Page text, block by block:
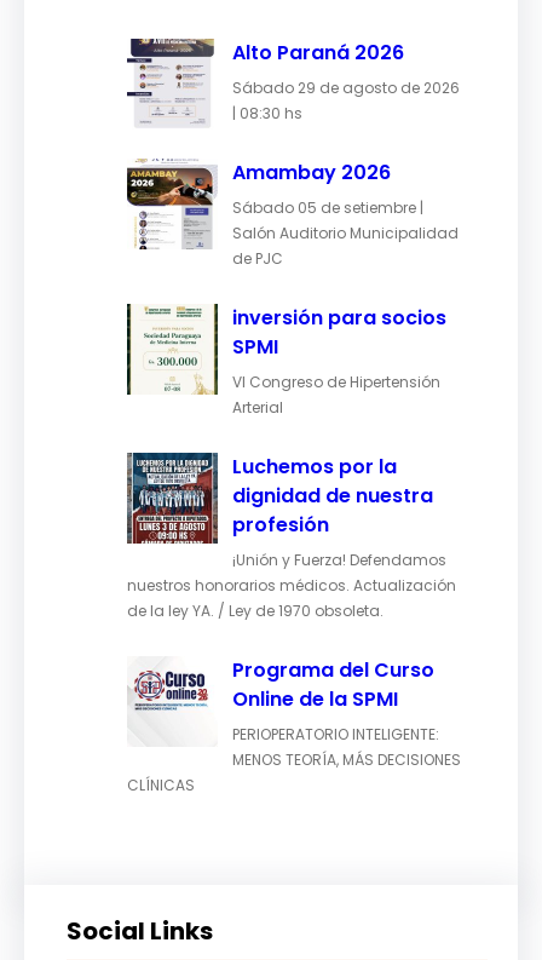
Alto Paraná 2026
Sábado 29 de agosto de 2026
| 08:30 hs
Amambay 2026
Sábado 05 de setiembre |
Salón Auditorio Municipalidad
de PJC
inversión para socios
SPMI
VI Congreso de Hipertensión
Arterial
Luchemos por la
dignidad de nuestra
profesión
¡Unión y Fuerza! Defendamos
nuestros honorarios médicos. Actualización
de la ley YA. / Ley de 1970 obsoleta.
Programa del Curso
Online de la SPMI
PERIOPERATORIO INTELIGENTE:
MENOS TEORÍA, MÁS DECISIONES
CLÍNICAS
Social Links